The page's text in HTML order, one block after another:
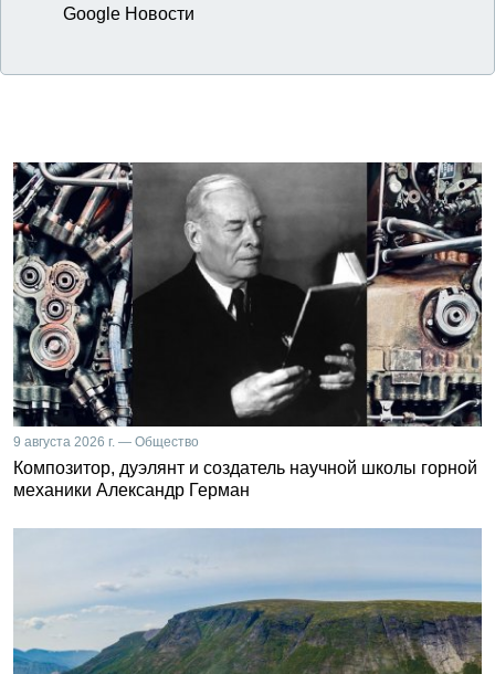
Google Новости
9 августа 2026 г. — Общество
Композитор, дуэлянт и создатель научной школы горной
механики Александр Герман